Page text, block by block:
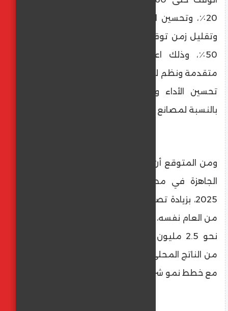
وتقليل زمن توقف الماكينات بنسبة تصل إلى
50٪، وذلك اعتمادًا على نظم تكنولوجية
متقدمة ونظم لتحليل البيانات، مما يساهم في
تحسين الأداء وزيادة قدرات الإنتاج والتصدير
بالنسبة لمصانع الملابس الجاهزة في مصر.
ومن المتوقع أن تصل صادرات قطاع الملابس
من العام نفسه، في ذلك القطاع الذي يعمل به
من الناتج المحلي الإجمالي للبلاد، وهو ما يتفق
مع خطط نمو شركة "سكر مكة" .